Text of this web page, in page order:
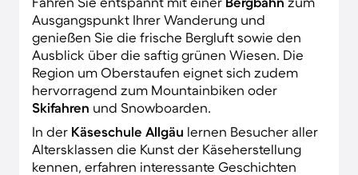
Ausgangspunkt Ihrer Wanderung und
genießen Sie die frische Bergluft sowie den
Ausblick über die saftig grünen Wiesen. Die
Region um Oberstaufen eignet sich zudem
hervorragend zum Mountainbiken oder
Skifahren und Snowboarden.
In der Käseschule Allgäu lernen Besucher aller
Altersklassen die Kunst der Käseherstellung
kennen, erfahren interessante Geschichten